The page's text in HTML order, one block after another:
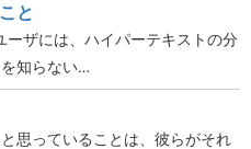
と
ーザには、ハイパーテキストの分
知らない…
思っていることは、彼らがそれ